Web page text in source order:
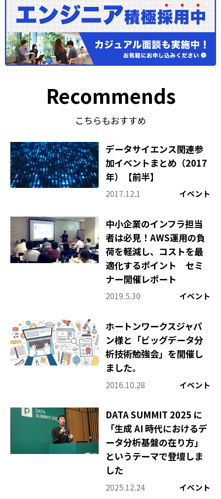
Recommends
こちらもおすすめ
データサイエンス関連参
加イベントまとめ（2017
年）【前半】
2017.12.1 イベント
中小企業のインフラ担当
者は必見！AWS運用の負
荷を軽減し、コストを最
適化するポイント セミ
ナー開催レポート
2019.5.30 イベント
ホートンワークスジャパ
ン様と「ビッグデータ分
析技術勉強会」を開催し
ました。
2016.10.28 イベント
DATA SUMMIT 2025 に
「生成 AI 時代におけるデ
ータ分析基盤の在り方」
というテーマで登壇しま
した
2025.12.24 イベント